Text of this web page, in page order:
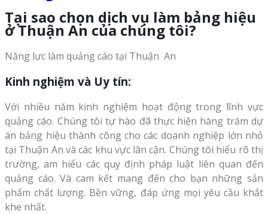
Tại sao chọn dịch vụ làm bảng hiệu
ở Thuận An của chúng tôi?
Năng lực làm quảng cáo tại Thuận An
Kinh nghiệm và Uy tín:
Với nhiều năm kinh nghiệm hoạt động trong lĩnh vực
quảng cáo. Chúng tôi tự hào đã thực hiện hàng trăm dự
án bảng hiệu thành công cho các doanh nghiệp lớn nhỏ
tại Thuận An và các khu vực lân cận. Chúng tôi hiểu rõ thị
trường, am hiểu các quy định pháp luật liên quan đến
quảng cáo. Và cam kết mang đến cho bạn những sản
phẩm chất lượng. Bền vững, đáp ứng mọi yêu cầu khắt
khe nhất.